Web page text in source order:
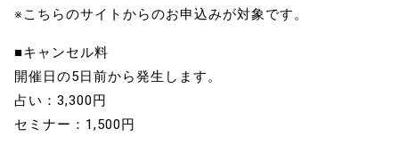
※こちらのサイトからのお申込みが対象です。
■キャンセル料
開催日の5日前から発生します。
占い：3,300円
セミナー：1,500円